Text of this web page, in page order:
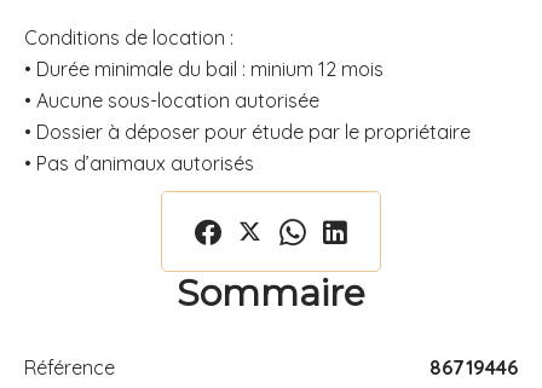
Conditions de location :
• Durée minimale du bail : minium 12 mois
• Aucune sous-location autorisée
• Dossier à déposer pour étude par le propriétaire
• Pas d’animaux autorisés
Sommaire
Référence 86719446